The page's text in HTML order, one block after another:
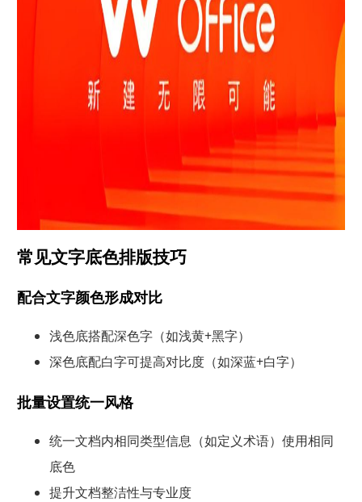
常见文字底色排版技巧
配合文字颜色形成对比
浅色底搭配深色字（如浅黄+黑字）
深色底配白字可提高对比度（如深蓝+白字）
批量设置统一风格
统一文档内相同类型信息（如定义术语）使用相同
底色
提升文档整洁性与专业度